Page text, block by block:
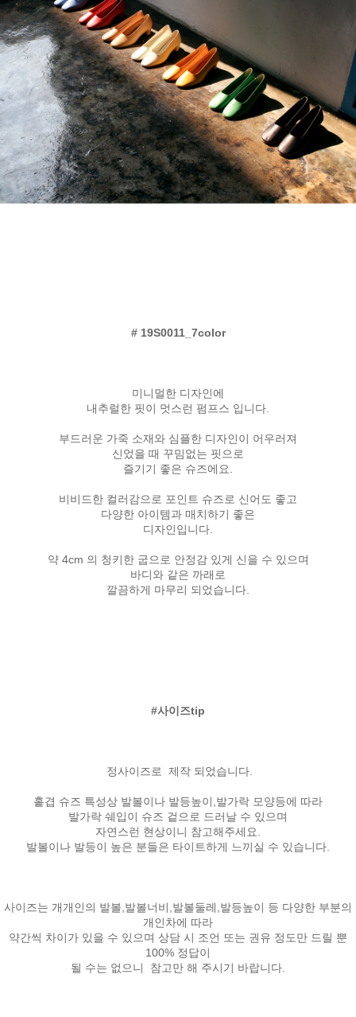
# 19S0011_7color
미니멀한 디자인에
내추럴한 핏이 멋스런 펌프스 입니다.
부드러운 가죽 소재와 심플한 디자인이 어우러져
신었을 때 꾸밈없는 핏으로
즐기기 좋은 슈즈에요.
비비드한 컬러감으로 포인트 슈즈로 신어도 좋고
다양한 아이템과 매치하기 좋은
디자인입니다.
약 4cm 의 청키한 굽으로 안정감 있게 신을 수 있으며
바디와 같은 까래로
깔끔하게 마무리 되었습니다.
#사이즈tip
정사이즈로 제작 되었습니다.
홑겹 슈즈 특성상 발볼이나 발등높이,발가락 모양등에 따라
발가락 쉐입이 슈즈 겉으로 드러날 수 있으며
자연스런 현상이니 참고해주세요.
발볼이나 발등이 높은 분들은 타이트하게 느끼실 수 있습니다.
사이즈는 개개인의 발볼,발볼너비,발볼둘레,발등높이 등 다양한 부분의
개인차에 따라
약간씩 차이가 있을 수 있으며 상담 시 조언 또는 권유 정도만 드릴 뿐
100% 정답이
될 수는 없으니 참고만 해 주시기 바랍니다.